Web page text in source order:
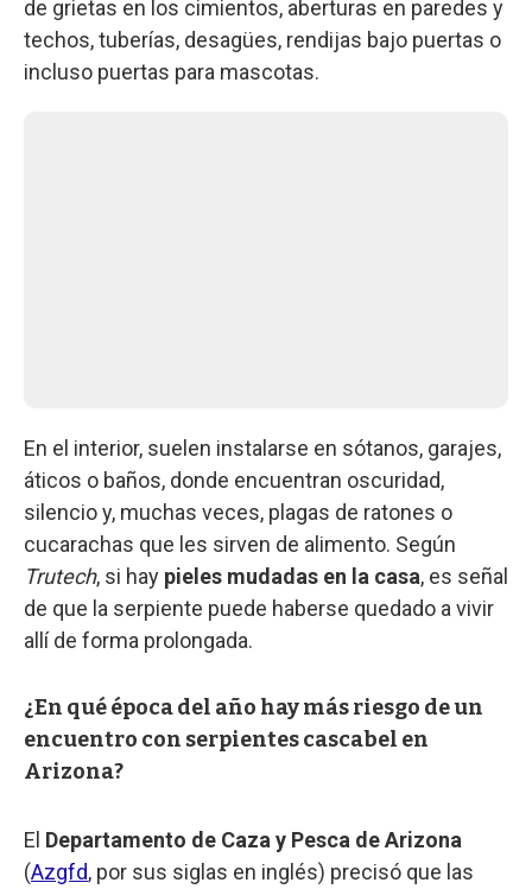
de grietas en los cimientos, aberturas en paredes y
techos, tuberías, desagües, rendijas bajo puertas o
incluso puertas para mascotas.
En el interior, suelen instalarse en sótanos, garajes,
áticos o baños, donde encuentran oscuridad,
silencio y, muchas veces, plagas de ratones o
cucarachas que les sirven de alimento. Según
Trutech, si hay pieles mudadas en la casa, es señal
de que la serpiente puede haberse quedado a vivir
allí de forma prolongada.
¿En qué época del año hay más riesgo de un
encuentro con serpientes cascabel en
Arizona?
El Departamento de Caza y Pesca de Arizona
(Azgfd, por sus siglas en inglés) precisó que las